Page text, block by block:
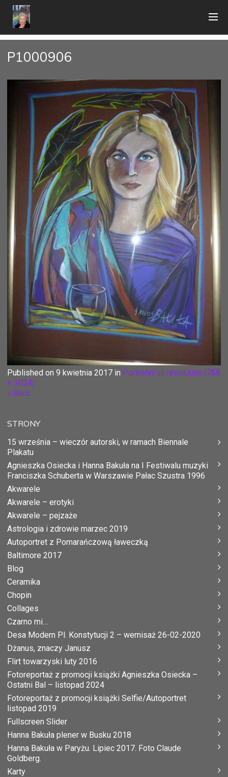
P1000906
Published on 9 kwietnia 2017 in PortretyFull resolution (768
× 1024)
« Back
STRONY
15 września – wieczór autorski, w ramach Biennale
Plakatu
Agnieszka Osiecka i Hanna Bakuła na I Festiwalu muzyki
Franciszka Schuberta w Warszawie Pałac Szustra 1996
Akwarele
Akwarele – erotyki
Akwarele – pejzaże
Astrologia i zdrowie marzec 2019
Autoportret z Pomarańczową ławeczką
Baltimore 2017
Blog
Ceramika
Chopin
Collages
Czarno mi…
Desa Modern Pl. Konstytucji 2 – wernisaż 26-02-2020
Dżanus, znaczy Janusz
Flirt towarzyski luty 2016
Fotoreportaż z promocji książki Agnieszka Osiecka –
Ostatni Bal – listopad 2024
Fotoreportaż z promocji książki Selfie/Autoportret
listopad 2019
Fullscreen Slider
Hanna Bakuła plener w Busku 2018
Hanna Bakuła w Paryżu. Lipiec 2017. Foto Claude
Goldberg.
Karty